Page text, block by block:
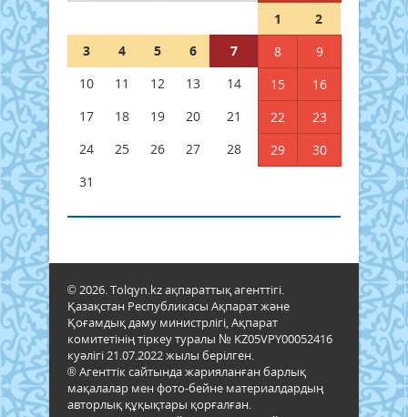
1
2
3
4 5 6 7 8
9
10
11 12 13 14 15
16
17
18 19 20 21 22
23
24
25 26 27 28 29
30
31
© 2026. Tolqyn.kz ақпараттық агенттігі.
Қазақстан Республикасы Ақпарат және
Қоғамдық даму министрлігі, Ақпарат
комитетінің тіркеу туралы № KZ05VPY00052416
куәлігі 21.07.2022 жылы берілген.
® Агенттік сайтында жарияланған барлық
мақалалар мен фото-бейне материалдардың
авторлық құқықтары қорғалған.